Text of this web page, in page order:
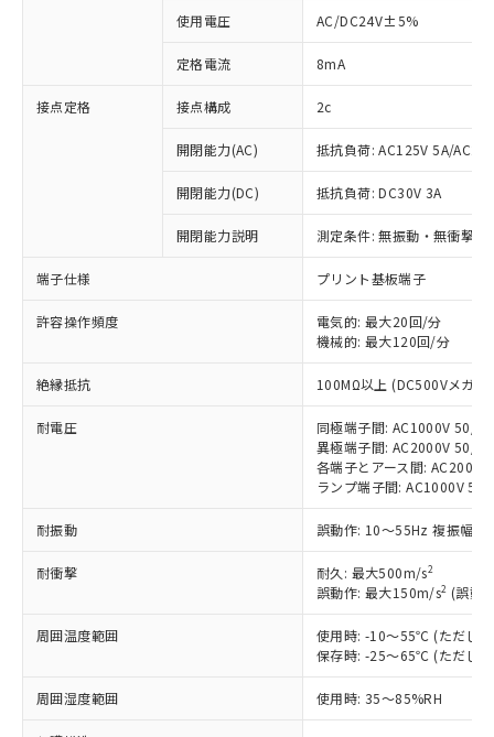
使用電圧 AC/DC24V±5%
定格電流 8mA
接点定格 接点構成 2c
開閉能力(AC) 抵抗負荷: AC125V 5A/
開閉能力(DC) 抵抗負荷: DC30V 3A
開閉能力説明 測定条件: 無振動・無衝撃
端子仕様 プリント基板端子
許容操作頻度
電気的: 最大20回/分
機械的: 最大120回/分
絶縁抵抗 100MΩ以上 (DC500Vメガ)
耐電圧
同極端子間: AC1000V 50/
異極端子間: AC2000V 50/
各端子とアース間:
ランプ端子間: AC1000V
耐振動 誤動作: 10～55Hz 複振幅
耐衝撃 耐久: 最大500m/s2
誤動作: 最大150m/s2 (誤動
周囲温度範囲
使用時: -10～55℃ (ただし
保存時: -25～65℃ (ただし
周囲湿度範囲 使用時: 35～85%RH
ご利用条件
以下の条件をお読みいただき、同意のうえ
本サービスは、当社制御機器事業取扱
商品の当社在庫状況および標準価格
(税抜)を提供させていただくもので
当社制御機器事業取扱商品の中には、
本サービスの対象外となる商品もある
在庫状況および標準価格照会結果は、
記載している更新日時点での社内デー
タに基づき作成されるものであり、閲
※1 対応状況
対応済み：EU RoHS指令（10物質）の
非含有に対応した製品が提供可能な商品で
す。
対応予定：EU RoHS指令（10物質）の非含
有に対応した製品に切り替える予定のある
対応予定なし：EU RoHS指令（10物質）の
非含有に非対応の商品で、対応品を出す予
調査・確認中：EU RoHS指令（10物質）の
非含有の対応状況を調査中または確認中の
非該当品：ライセンス料など無形物で、有
害物質有無と関係のない商品です。
仕入先様の事情により、非含有部品として
いたものが、含有品と判明した場合などや
むを得ず変更することがあります。
*EU RoHS指令（10物質）：
鉛(Pb) 1000ppm以下、 水銀(Hg) 1000ppm以下、 カド
「○」：最大均質材料含有率が中国RoHSの
基準値以下であることを示します。
「×」：最大均質材料含有率が中国RoHSの
基準値を超えていることを示します。
「－」：未確認です。当社販売部門へお問
*中国RoHS10物質の基準値 (GB/T26572)：
当社は、これら貴社製品のうち、外国
為替および外国貿易法に定める商品
（以下｢規制貨物等」という）を輸出
または国外への提供する場合は、日本